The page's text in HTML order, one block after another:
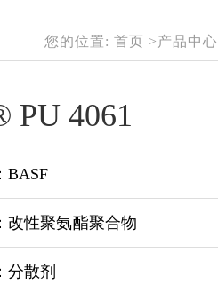
您的位置: 首页 >产品中心
PU 4061
BASF
改性聚氨酯聚合物
散剂